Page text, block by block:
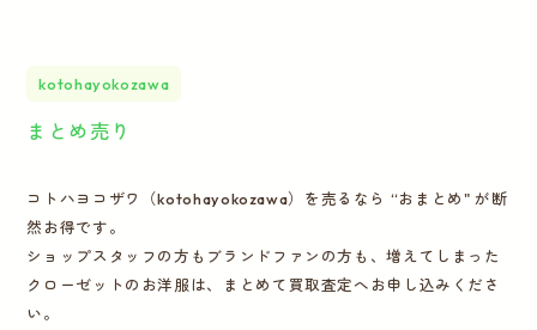
kotohayokozawa
まとめ売り
コトハヨコザワ（kotohayokozawa）を売るなら “おまとめ" が断
然お得です。
ショップスタッフの方もブランドファンの方も、増えてしまった
クローゼットのお洋服は、まとめて買取査定へお申し込みくださ
い。